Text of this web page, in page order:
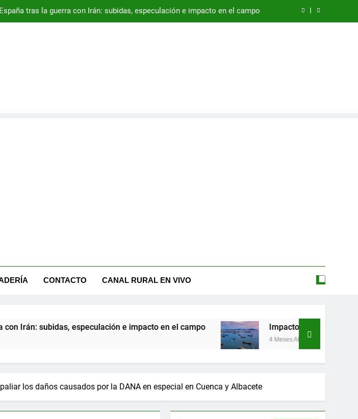
tras la guerra con Irán: subidas, especulación e impacto en el campo
CONTACTO CANAL RURAL EN VIVO
especulación e impacto en el campo Impacto de la guerra de Irán en la
4 Meses Atrás
los daños causados por la DANA en especial en Cuenca y Albacete